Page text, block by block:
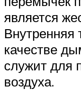
является
Внутренняя
качестве
служит для
воздуха.